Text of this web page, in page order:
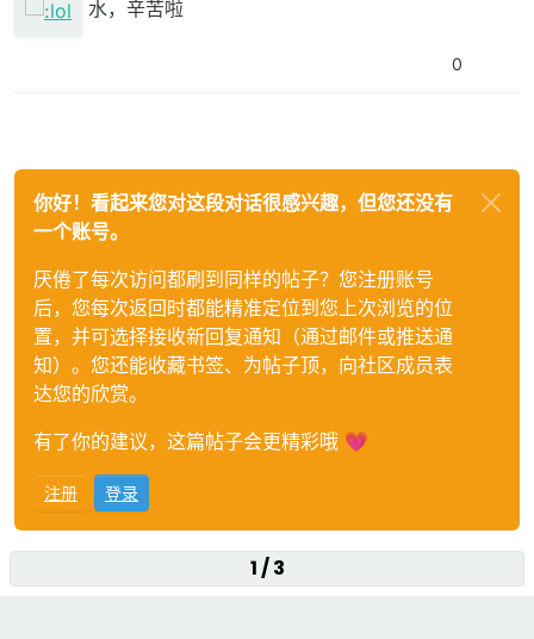
水，辛苦啦
0
你好！看起来您对这段对话很感兴趣，但您还没有
一个账号。
厌倦了每次访问都刷到同样的帖子？您注册账号
后，您每次返回时都能精准定位到您上次浏览的位
置，并可选择接收新回复通知（通过邮件或推送通
知）。您还能收藏书签、为帖子顶，向社区成员表
达您的欣赏。
有了你的建议，这篇帖子会更精彩哦 💗
注册 登录
1 / 3